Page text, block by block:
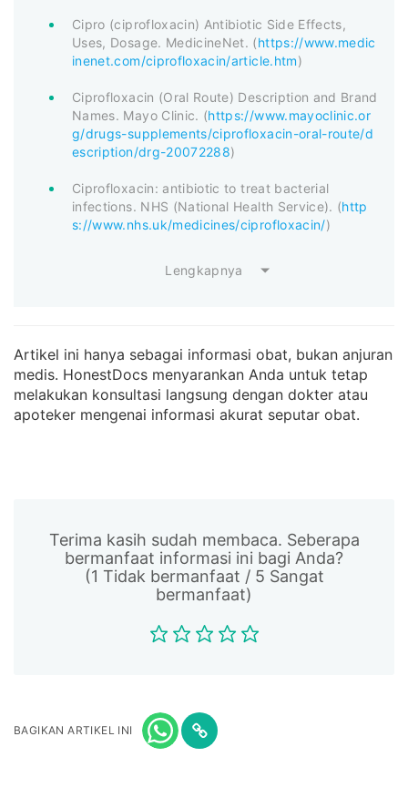
Cipro (ciprofloxacin) Antibiotic Side Effects,
Uses, Dosage. MedicineNet. (https://www.medic
inenet.com/ciprofloxacin/article.htm)
Ciprofloxacin (Oral Route) Description and Brand
Names. Mayo Clinic. (https://www.mayoclinic.or
g/drugs-supplements/ciprofloxacin-oral-route/d
escription/drg-20072288)
Ciprofloxacin: antibiotic to treat bacterial
infections. NHS (National Health Service). (http
s://www.nhs.uk/medicines/ciprofloxacin/)
Lengkapnya
Artikel ini hanya sebagai informasi obat, bukan anjuran
medis. HonestDocs menyarankan Anda untuk tetap
melakukan konsultasi langsung dengan dokter atau
apoteker mengenai informasi akurat seputar obat.
Terima kasih sudah membaca. Seberapa
bermanfaat informasi ini bagi Anda?
(1 Tidak bermanfaat / 5 Sangat
bermanfaat)
BAGIKAN ARTIKEL INI